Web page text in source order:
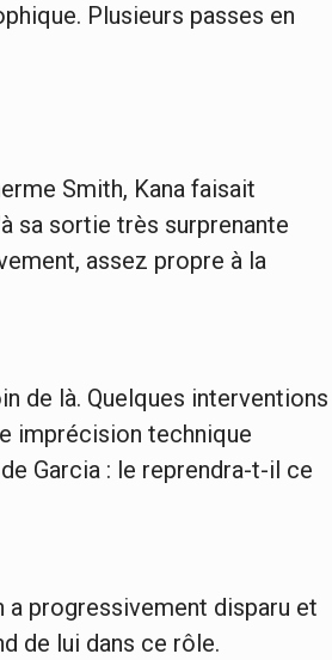
Plusieurs passes en
Smith, Kana faisait
sa sortie très surprenante
assez propre à la
de là. Quelques interventions
imprécision technique
Garcia : le reprendra-t-il ce
a progressivement disparu et
de lui dans ce rôle.